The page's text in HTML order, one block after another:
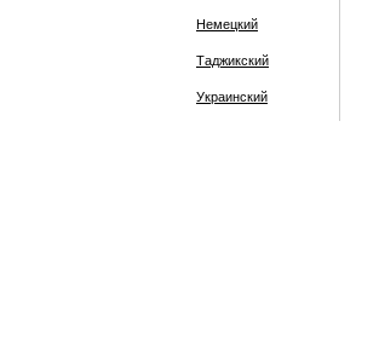
Немецкий
Таджикский
Украинский